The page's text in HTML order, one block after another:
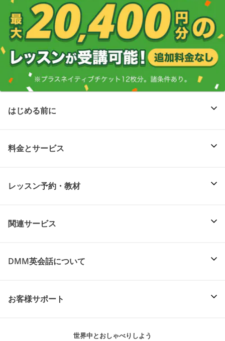
はじめる前に
料金とサービス
レッスン予約・教材
関連サービス
DMM英会話について
お客様サポート
世界中とおしゃべりしよう